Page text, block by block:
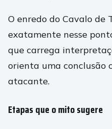
O enredo do Cavalo de
exatamente nesse
que carrega
orienta uma conclusão
atacante.
Etapas que o mito sugere